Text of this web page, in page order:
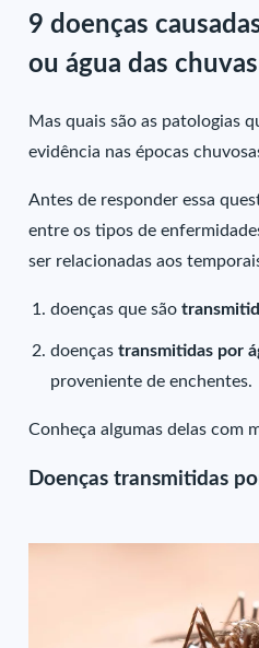
9 doenças
ou água das chuvas
Mas quais são as patologias
evidência nas épocas
Antes de responder essa
entre os tipos de
ser relacionadas aos
doenças que são
doençastransmitidas por
proveniente de enchentes.
Conheça algumas delas com
Doenças transmitidas